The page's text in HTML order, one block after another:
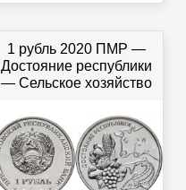
1 рубль 2020 ПМР —
Достояние республики
— Сельское хозяйство